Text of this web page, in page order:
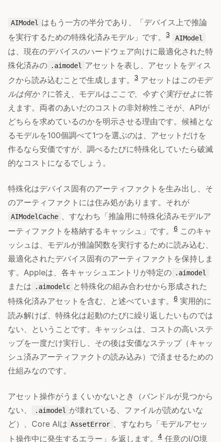
AIModel はもう一方の半分であり、「デバイス上で推論
を実行するための特殊化済みモデル」です。
3 AIModel
は、現在のデバイスのハードウェア向けに最適化された特
殊化済みの .aimodel
アセットを表し、アセットをディス
クから読み込むことで生成します。
3 アセットはこのモデ
ルは何か？に答え、モデルはここで、今すぐ実行せよに答
えます。両者のあいだのコストの非対称性こそが、APIが
どちらを求めているのかを明示させる理由です。候補とな
るモデルを100個調べて1つを選ぶのは、アセットだけを
作るなら安価ですが、調べるたびに特殊化していたら破滅
的なコストになるでしょう。
特殊化はデバイス固有のアーティファクトを生み出し、そ
のアーティファクトには住み処があります。それが
AIModelCache
、すなわち「推論用に特殊化済みモデルア
ーティファクトを格納するキャッシュ」です。
6 このキャ
ッシュは、モデルが推論関数を実行するために読み込む、
最適化されたデバイス固有のアーティファクトを保持しま
す。Appleは、各キャッシュエントリが特定の .aimodel
または .aimodelc と特殊化の組み合わせから形成された
特殊化済みアセットを含む、と述べています。
6 実用的に
読み解けば、特殊化は起動のたびに繰り返したいものでは
ない、ということです。キャッシュは、コストの高いステ
ップを一度だけ実行し、その後は安価なステップ（キャッ
シュ済みアーティファクトの読み込み）で済ませるための
仕組みなのです。
アセット操作がうまくいかないとき（バンドルが見つから
ない、
.aimodel
が壊れている、ファイルが読めないな
ど）、Core AIは AssetError
、すなわち「モデルアセッ
ト操作中に発生するエラー」を返します。
4 任意のI/O境